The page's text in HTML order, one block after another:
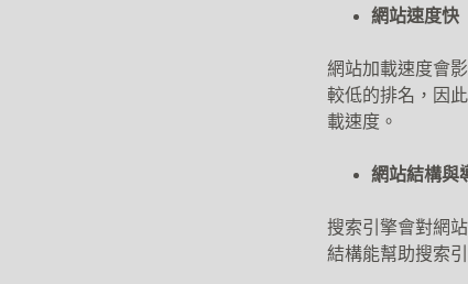
網站速度快
網站加載速度會
較低的排名，因
載速度。
網站結構與
搜索引擎會對網
結構能幫助搜索